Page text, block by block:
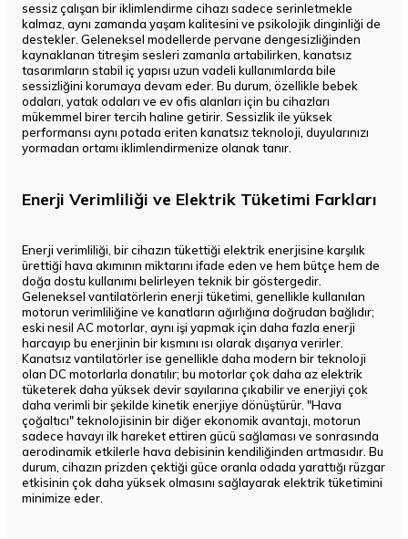
sessiz çalışan bir iklimlendirme cihazı sadece serinletmekle
kalmaz, aynı zamanda yaşam kalitesini ve psikolojik dinginliği de
destekler. Geleneksel modellerde pervane dengesizliğinden
kaynaklanan titreşim sesleri zamanla artabilirken, kanatsız
tasarımların stabil iç yapısı uzun vadeli kullanımlarda bile
sessizliğini korumaya devam eder. Bu durum, özellikle bebek
odaları, yatak odaları ve ev ofis alanları için bu cihazları
mükemmel birer tercih haline getirir. Sessizlik ile yüksek
performansı aynı potada eriten kanatsız teknoloji, duyularınızı
yormadan ortamı iklimlendirmenize olanak tanır.
Enerji Verimliliği ve Elektrik Tüketimi Farkları
Enerji verimliliği, bir cihazın tükettiği elektrik enerjisine karşılık
ürettiği hava akımının miktarını ifade eden ve hem bütçe hem de
doğa dostu kullanımı belirleyen teknik bir göstergedir.
Geleneksel vantilatörlerin enerji tüketimi, genellikle kullanılan
motorun verimliliğine ve kanatların ağırlığına doğrudan bağlıdır;
eski nesil AC motorlar, aynı işi yapmak için daha fazla enerji
harcayıp bu enerjinin bir kısmını ısı olarak dışarıya verirler.
Kanatsız vantilatörler ise genellikle daha modern bir teknoloji
olan DC motorlarla donatılır; bu motorlar çok daha az elektrik
tüketerek daha yüksek devir sayılarına çıkabilir ve enerjiyi çok
daha verimli bir şekilde kinetik enerjiye dönüştürür. "Hava
çoğaltıcı" teknolojisinin bir diğer ekonomik avantajı, motorun
sadece havayı ilk hareket ettiren gücü sağlaması ve sonrasında
aerodinamik etkilerle hava debisinin kendiliğinden artmasıdır. Bu
durum, cihazın prizden çektiği güce oranla odada yarattığı rüzgar
etkisinin çok daha yüksek olmasını sağlayarak elektrik tüketimini
minimize eder.